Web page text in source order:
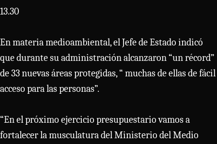
13.30
En materia medioambiental, el Jefe de Estado indicó
que durante su administración alcanzaron “un récord”
de 33 nuevas áreas protegidas, “ muchas de ellas de fácil
acceso para las personas”.
“En el próximo ejercicio presupuestario vamos a
fortalecer la musculatura del Ministerio del Medio